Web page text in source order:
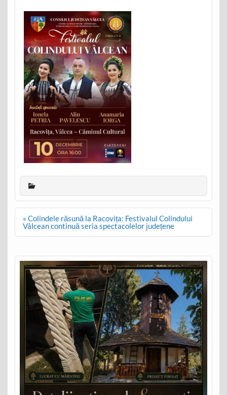
Post
navigation
« Colindele răsună la Racovița: Festivalul Colindului
Vâlcean continuă seria spectacolelor județene